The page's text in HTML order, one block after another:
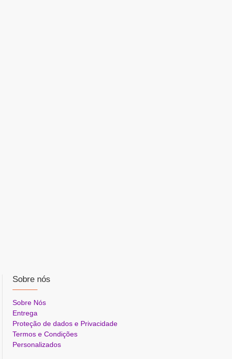
Sobre nós
Sobre Nós
Entrega
Proteção de dados e Privacidade
Termos e Condições
Personalizados